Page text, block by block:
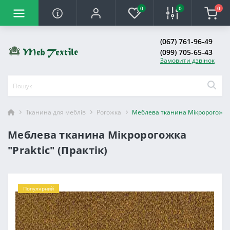
0 0 0
(067) 761-96-49
(099) 705-65-43
Замовити дзвінок
Тканина для меблів Рогожка Меблева тканина
Меблева тканина Мікророгожка
"Praktic" (Практік)
Популярний